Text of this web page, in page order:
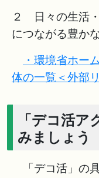
２ 日々の生活
につながる豊か
・環境省ホー
体の一覧＜外部
「デコ活ア
みましょう
「デコ活」の